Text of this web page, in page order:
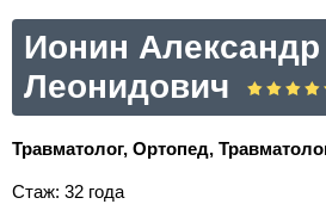
Ионин Александр
Леонидович
Травматолог, Ортопед,
Стаж: 32 года